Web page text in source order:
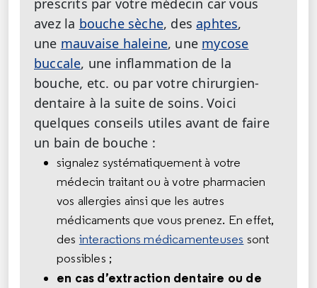
avez la bouche sèche, desaphtes,
une mauvaise haleine, une mycose
buccale, une inflammation de la
bouche, etc. ou par votre chirurgien-
dentaire à la suite de soins. Voici
quelques conseils utiles avant de faire
un bain de bouche :
signalez systématiquement à votre
médecin traitant ou à votre pharmacien
vos allergies ainsi que les autres
médicaments que vous prenez. En effet,
des interactions médicamenteuses sont
possibles ;
en cas d’extraction dentaire ou de